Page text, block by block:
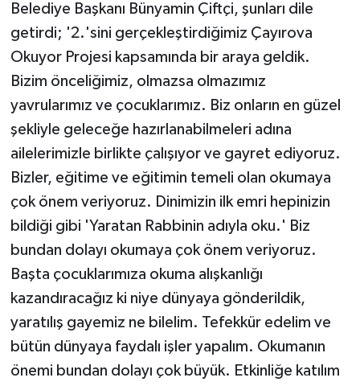
Belediye Başkanı Bünyamin Çiftçi, şunları dile
getirdi; '2.'sini gerçekleştirdiğimiz Çayırova
Okuyor Projesi kapsamında bir araya geldik.
Bizim önceliğimiz, olmazsa olmazımız
yavrularımız ve çocuklarımız. Biz onların en güzel
şekliyle geleceğe hazırlanabilmeleri adına
ailelerimizle birlikte çalışıyor ve gayret ediyoruz.
Bizler, eğitime ve eğitimin temeli olan okumaya
çok önem veriyoruz. Dinimizin ilk emri hepinizin
bildiği gibi 'Yaratan Rabbinin adıyla oku.' Biz
bundan dolayı okumaya çok önem veriyoruz.
Başta çocuklarımıza okuma alışkanlığı
kazandıracağız ki niye dünyaya gönderildik,
yaratılış gayemiz ne bilelim. Tefekkür edelim ve
bütün dünyaya faydalı işler yapalım. Okumanın
önemi bundan dolayı çok büyük. Etkinliğe katılım